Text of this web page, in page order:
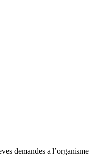
demandes a l’organisme